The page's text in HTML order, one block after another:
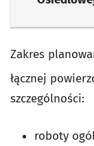
Zakres
łącznej
szczególności:
roboty